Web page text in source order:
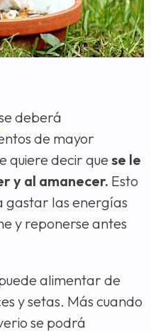
deberá
de mayor
quiere decir que se le
y al amanecer. Esto
gastar las energías
y reponerse antes
alimentar de
y setas. Más cuando
se podrá